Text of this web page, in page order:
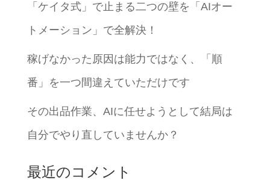
「ケイタ式」で止まる二つの壁を「AIオー
トメーション」で全解決！
稼げなかった原因は能力ではなく、「順
番」を一つ間違えていただけです
その出品作業、AIに任せようとして結局は
自分でやり直していませんか？
最近のコメント